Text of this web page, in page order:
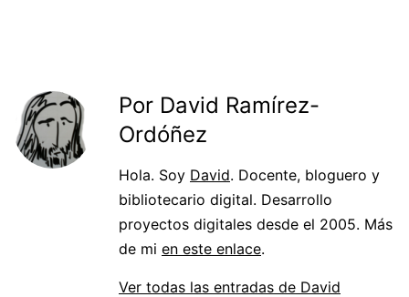
Por David Ramírez-
Ordóñez
Hola. Soy David. Docente, bloguero y
bibliotecario digital. Desarrollo
proyectos digitales desde el 2005. Más
de mi en este enlace.
Ver todas las entradas de David